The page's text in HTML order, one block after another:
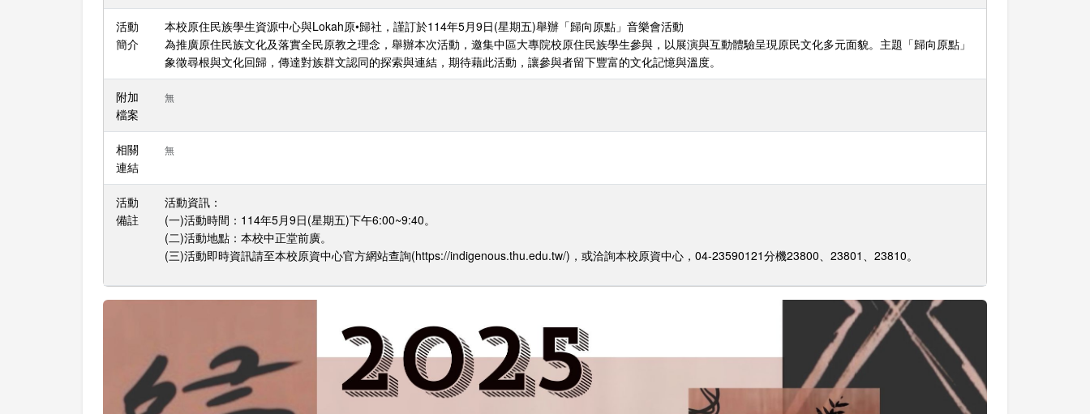
活動
簡介
本校原住民族學生資源中心與Lokah原•歸社，謹訂於114年5月9日(星期五)舉辦「歸向原點」音樂會活動
為推廣原住民族文化及落實全民原教之理念，舉辦本次活動，邀集中區大專院校原住民族學生參與，以展演與互動體驗呈現原民文化多元面貌。主題「歸向原點」
象徵尋根與文化回歸，傳達對族群文認同的探索與連結，期待藉此活動，讓參與者留下豐富的文化記憶與溫度。
附加
檔案
無
相關
連結
無
活動
備註
活動資訊：
(一)活動時間：114年5月9日(星期五)下午6:00~9:40。
(二)活動地點：本校中正堂前廣。
(三)活動即時資訊請至本校原資中心官方網站查詢(https://indigenous.thu.edu.tw/)，或洽詢本校原資中心，04-23590121分機23800、23801、23810。